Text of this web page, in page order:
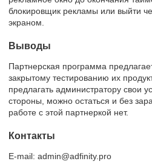
блокировщик рекламы или выйти
экраном.
Выводы
Партнерская программа
закрытому тестированию их
предлагать администратору свои
стороны, можно остаться и без
работе с этой партнеркой нет.
Контакты
E-mail: admin@adfinity.pro